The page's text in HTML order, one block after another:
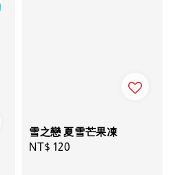
雪之戀 夏雪芒果凍
Regular
NT$ 120